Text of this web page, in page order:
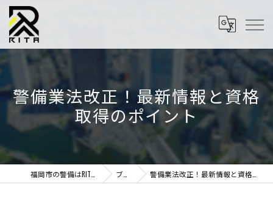
警備業法改正！最新情報と資格
取得のポイント
ブログ 警備業法改正！最新情報と資格取得のポイント